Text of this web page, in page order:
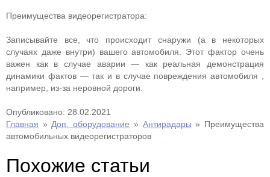
Преимущества видеорегистратора:
Записывайте все, что происходит снаружи (а в некоторых
случаях даже внутри) вашего автомобиля. Этот фактор очень
важен как в случае аварии — как реальная демонстрация
динамики фактов — так и в случае повреждения автомобиля ,
например, из-за неровной дороги.
Опубликовано: 28.02.2021
Главная » Доп. оборудование » Антирадары » Преимущества
автомобильных видеорегистраторов
Похожие статьи